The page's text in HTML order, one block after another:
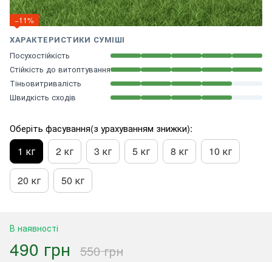
−11%
ХАРАКТЕРИСТИКИ СУМІШІ
Посухостійкість
Стійкість до витоптування
Тіньовитривалість
Швидкість сходів
Оберіть фасування(з урахуванням знижки):
1 кг 2 кг 3 кг 5 кг 8 кг 10 кг
20 кг 50 кг
В наявності
490 грн 550 грн